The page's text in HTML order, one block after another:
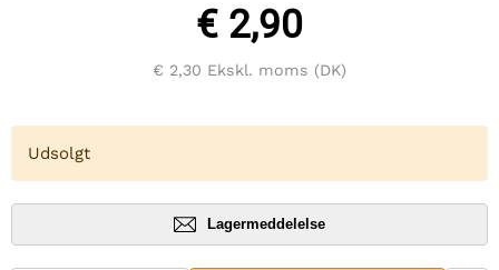
€ 2,90
€ 2,30 Ekskl. moms (DK)
Udsolgt
Lagermeddelelse